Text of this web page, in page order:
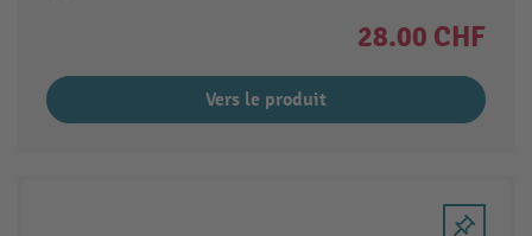
28.00 CHF
Vers le produit